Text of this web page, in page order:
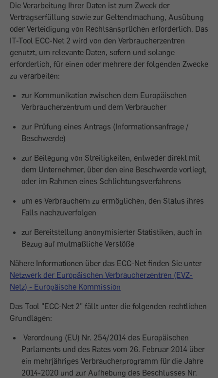
Die Verarbeitung Ihrer Daten ist zum Zweck der
Vertragserfüllung sowie zur Geltendmachung, Ausübung
oder Verteidigung von Rechtsansprüchen erforderlich. Das
IT-Tool ECC-Net 2 wird von den Verbraucherzentren
genutzt, um relevante Daten, sofern und solange
erforderlich, für einen oder mehrere der folgenden Zwecke
zu verarbeiten:
zur Kommunikation zwischen dem Europäischen
Verbraucherzentrum und dem Verbraucher
zur Prüfung eines Antrags (Informationsanfrage /
Beschwerde)
zur Beilegung von Streitigkeiten, entweder direkt mit
dem Unternehmer, über den eine Beschwerde vorliegt,
oder im Rahmen eines Schlichtungsverfahrens
um es Verbrauchern zu ermöglichen, den Status ihres
Falls nachzuverfolgen
zur Bereitstellung anonymisierter Statistiken, auch in
Bezug auf mutmaßliche Verstöße
Nähere Informationen über das ECC-Net finden Sie unter
Netzwerk der Europäischen Verbraucherzentren (EVZ-
Netz) - Europäische Kommission
Das Tool "ECC-Net 2" fällt unter die folgenden rechtlichen
Grundlagen:
Verordnung (EU) Nr. 254/2014 des Europäischen
Parlaments und des Rates vom 26. Februar 2014 über
ein mehrjähriges Verbraucherprogramm für die Jahre
2014-2020 und zur Aufhebung des Beschlusses Nr.